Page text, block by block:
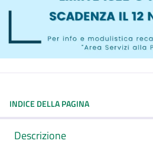
INDICE DELLA PAGINA
Descrizione